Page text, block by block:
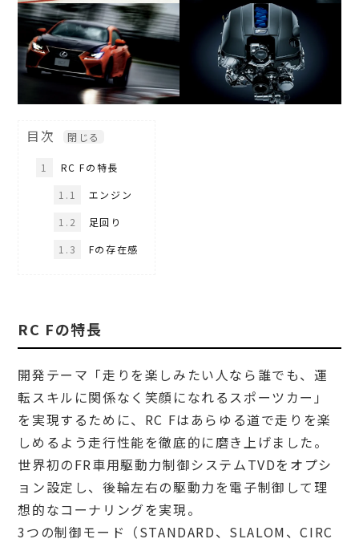
目次
1
RC Fの特長
1.1
エンジン
1.2
足回り
1.3
Fの存在感
RC Fの特長
開発テーマ「走りを楽しみたい人なら誰でも、運
転スキルに関係なく笑顔になれるスポーツカー」
を実現するために、RC Fはあらゆる道で走りを楽
しめるよう走行性能を徹底的に磨き上げました。
世界初のFR車用駆動力制御システムTVDをオプシ
ョン設定し、後輪左右の駆動力を電子制御して理
想的なコーナリングを実現。
3つの制御モード（STANDARD、SLALOM、CIRC